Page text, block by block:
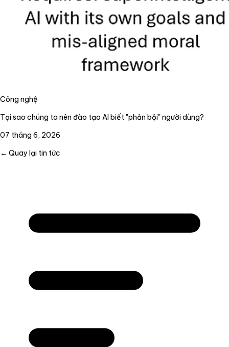
Công nghệ
Tại sao chúng ta nên đào tạo AI biết "phản bội" người dùng?
07 tháng 6, 2026
← Quay lại tin tức